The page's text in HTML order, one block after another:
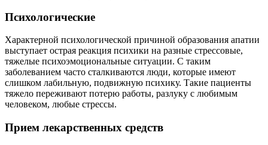
Психологические
Характерной психологической причиной образования апатии
выступает острая реакция психики на разные стрессовые,
тяжелые психоэмоциональные ситуации. С таким
заболеванием часто сталкиваются люди, которые имеют
слишком лабильную, подвижную психику. Такие пациенты
тяжело переживают потерю работы, разлуку с любимым
человеком, любые стрессы.
Прием лекарственных средств